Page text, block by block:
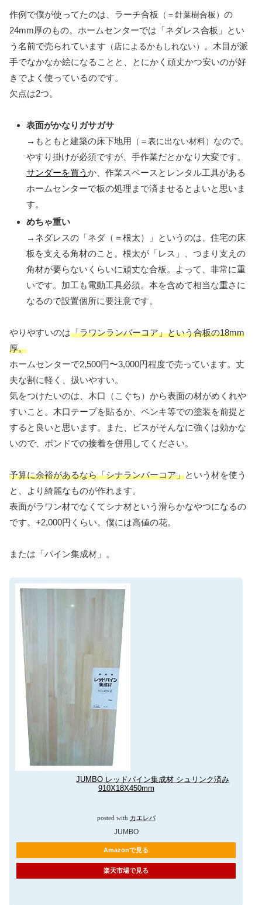
作例で僕が使ってたのは、ラーチ合板 （＝針葉樹合板） の
24mm厚のもの。ホームセンターでは「ネダレス合板」とい
う名前で売られています （店によるかもしれない）
。木目が派
手でなかなか絵になることと、とにかく頑丈かつ安いのが好
きでよく使っているのです。
欠点は2つ。
表面がかなりガサガサ
→もともと建築の床下地用 （＝表に出ない材料） なので。
やすり掛けが必須ですが、手作業だとかなり大変です。
サンダーを買う か、作業スペースとレンタル工具がある
ホームセンターで板の処理まで済ませるとよいと思いま
す。
めちゃ重い
→ネダレスの「ネダ（＝根太）」というのは、住宅の床
板を支える角材のこと。根太が「レス」、つまり支えの
角材が要らないくらいに頑丈な合板。よって、非常に重
いです。加工も電動工具必須。本を含めて相当な重さに
なるので設置個所に要注意です。
やりやすいのは「ラワンランバーコア」という合板の18mm
厚。
ホームセンターで2,500円〜3,000円程度で売っています。丈
夫な割に軽く、扱いやすい。
気をつけたいのは、木口（こぐち）から表面の材がめくれや
すいこと。木口テープを貼るか、ペンキ等での塗装を前提と
すると良いと思います。また、ビスがそんなに強くは効かな
いので、ボンドでの接着を併用してください。
予算に余裕があるなら「シナランバーコア」という材を使う
と、より綺麗なものが作れます。
表面がラワン材でなくてシナ材という滑らかなやつになるの
です。+2,000円くらい。僕には高値の花。
または「パイン集成材」。
JUMBO レッドパイン集成材 シュリンク済み
910X18X450mm
posted with カエレバ
JUMBO
Amazonで見る
楽天市場で見る